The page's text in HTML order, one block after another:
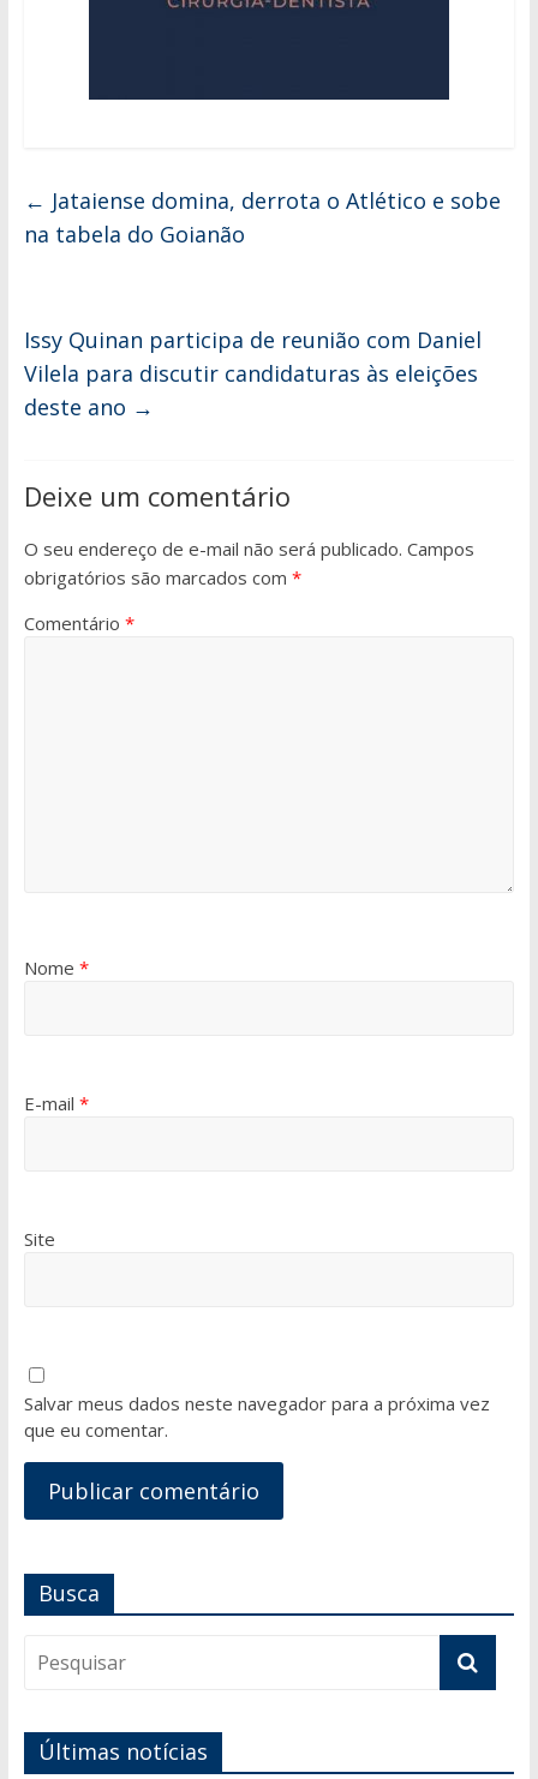
← Jataiense domina, derrota o Atlético e sobe
na tabela do Goianão
Issy Quinan participa de reunião com Daniel
Vilela para discutir candidaturas às eleições
deste ano →
Deixe um comentário
O seu endereço de e-mail não será publicado. Campos
obrigatórios são marcados com *
Comentário *
Nome *
E-mail *
Site
Salvar meus dados neste navegador para a próxima vez
que eu comentar.
Busca
Últimas notícias